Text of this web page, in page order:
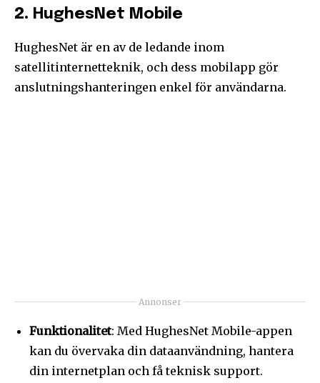
2. HughesNet Mobile
HughesNet är en av de ledande inom
satellitinternetteknik, och dess mobilapp gör
anslutningshanteringen enkel för användarna.
Annonser
Funktionalitet: Med HughesNet Mobile-appen
kan du övervaka din dataanvändning, hantera
din internetplan och få teknisk support.